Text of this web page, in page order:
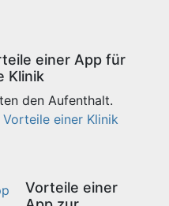
einer App für
Klinik
den Aufenthalt.
einer Klinik
Vorteile einer